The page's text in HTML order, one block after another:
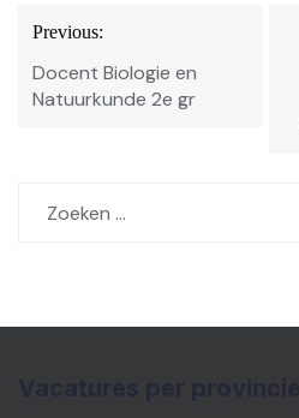
Bericht
navigatie
Previous:
Docent Biologie en
Natuurkunde 2e gr
naar: